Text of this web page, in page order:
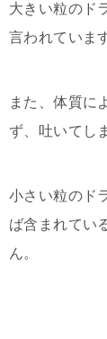
大きい粒のド
言われていま
また、体質に
ず、吐いてし
小さい粒のド
ば含まれてい
ん。